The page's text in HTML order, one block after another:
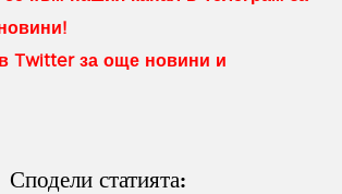
Twitter за още новини и
Сподели статията: